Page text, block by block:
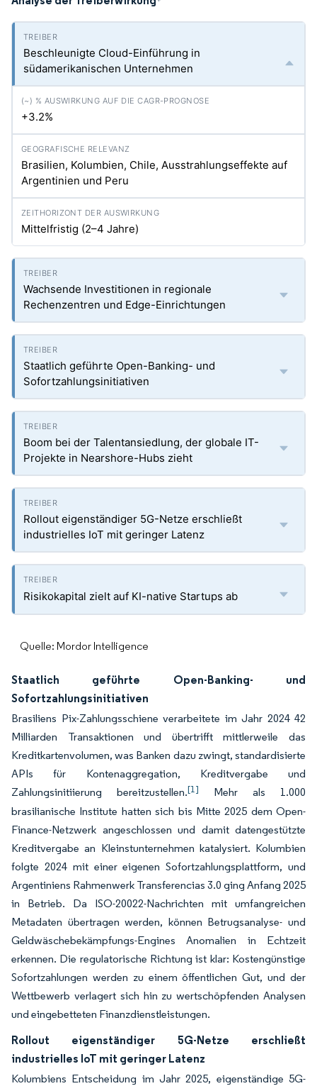
Beschleunigte Cloud-Einführung in
südamerikanischen Unternehmen
+3.2%
Brasilien, Kolumbien, Chile, Ausstrahlungseffekte auf
Argentinien und Peru
Mittelfristig (2–4 Jahre)
Wachsende Investitionen in regionale
Rechenzentren und Edge-Einrichtungen
Staatlich geführte Open-Banking- und
Sofortzahlungsinitiativen
Boom bei der Talentansiedlung, der globale IT-
Projekte in Nearshore-Hubs zieht
Rollout eigenständiger 5G-Netze erschließt
industrielles IoT mit geringer Latenz
Risikokapital zielt auf KI-native Startups ab
Quelle: Mordor Intelligence
Staatlich geführte Open-Banking- und
Sofortzahlungsinitiativen
Brasiliens Pix-Zahlungsschiene verarbeitete im Jahr 2024 42
Milliarden Transaktionen und übertrifft mittlerweile das
Kreditkartenvolumen, was Banken dazu zwingt, standardisierte
APIs für Kontenaggregation, Kreditvergabe und
Zahlungsinitiierung bereitzustellen.[1]
Mehr als 1.000
brasilianische Institute hatten sich bis Mitte 2025 dem Open-
Finance-Netzwerk angeschlossen und damit datengestützte
Kreditvergabe an Kleinstunternehmen katalysiert. Kolumbien
folgte 2024 mit einer eigenen Sofortzahlungsplattform, und
Argentiniens Rahmenwerk Transferencias 3.0 ging Anfang 2025
in Betrieb. Da ISO-20022-Nachrichten mit umfangreichen
Metadaten übertragen werden, können Betrugsanalyse- und
Geldwäschebekämpfungs-Engines Anomalien in Echtzeit
erkennen. Die regulatorische Richtung ist klar: Kostengünstige
Sofortzahlungen werden zu einem öffentlichen Gut, und der
Wettbewerb verlagert sich hin zu wertschöpfenden Analysen
und eingebetteten Finanzdienstleistungen.
Rollout eigenständiger 5G-Netze erschließt
industrielles IoT mit geringer Latenz
Kolumbiens Entscheidung im Jahr 2025, eigenständige 5G-